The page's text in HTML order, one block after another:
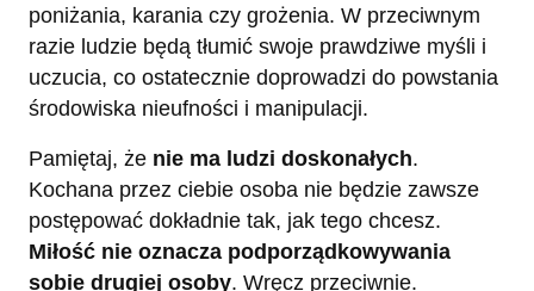
poniżania, karania czy grożenia. W przeciwnym
razie ludzie będą tłumić swoje prawdziwe myśli i
uczucia, co ostatecznie doprowadzi do powstania
środowiska nieufności i manipulacji.
Pamiętaj, że nie ma ludzi doskonałych.
Kochana przez ciebie osoba nie będzie zawsze
postępować dokładnie tak, jak tego chcesz.
Miłość nie oznacza podporządkowywania
sobie drugiej osoby. Wręcz przeciwnie.